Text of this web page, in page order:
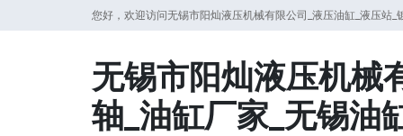
您好，欢迎访问无锡市阳灿液压机械有限公司_液压油缸_液压站
无锡市阳灿液压机械
轴_油缸厂家_无锡油